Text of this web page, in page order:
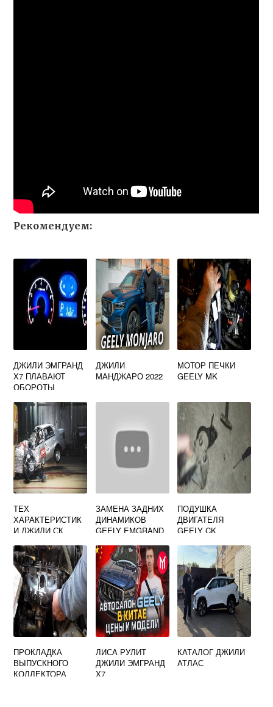
Рекомендуем:
ДЖИЛИ ЭМГРАНД
Х7 ПЛАВАЮТ
ОБОРОТЫ
ДЖИЛИ
МАНДЖАРО 2022
МОТОР ПЕЧКИ
GEELY MK
ТЕХ
ХАРАКТЕРИСТИК
И ДЖИЛИ СК
ЗАМЕНА ЗАДНИХ
ДИНАМИКОВ
GEELY EMGRAND
ПОДУШКА
ДВИГАТЕЛЯ
GEELY CK
ПРОКЛАДКА
ВЫПУСКНОГО
КОЛЛЕКТОРА
ЛИСА РУЛИТ
ДЖИЛИ ЭМГРАНД
Х7
КАТАЛОГ ДЖИЛИ
АТЛАС